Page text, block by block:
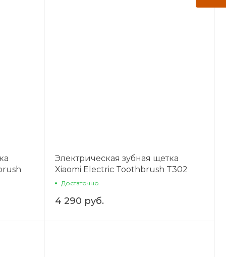
Электрическая зубная щетка
Xiaomi Electric Toothbrush T302
Silver Gray
Достаточно
4 290 руб.